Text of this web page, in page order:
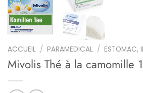
ACCUEIL / PARAMEDICAL / ESTOMAC,
Mivolis Thé à la camomille